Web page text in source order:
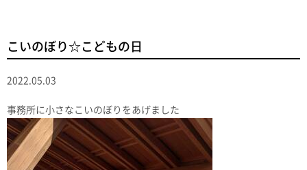
こいのぼり☆こどもの日
2022.05.03
事務所に小さなこいのぼりをあげました